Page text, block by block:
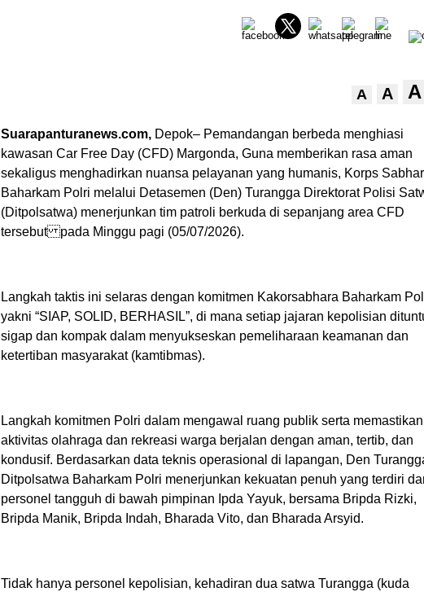
A A A
Suarapanturanews.com, Depok– Pemandangan berbeda menghiasi
kawasan Car Free Day (CFD) Margonda, Guna memberikan rasa aman
sekaligus menghadirkan nuansa pelayanan yang humanis, Korps
Baharkam Polri melalui Detasemen (Den) Turangga Direktorat Polisi
(Ditpolsatwa) menerjunkan tim patroli berkuda di sepanjang area CFD
tersebut pada Minggu pagi (05/07/2026).
Langkah taktis ini selaras dengan komitmen Kakorsabhara Baharkam
yakni “SIAP, SOLID, BERHASIL”, di mana setiap jajaran kepolisian
sigap dan kompak dalam menyukseskan pemeliharaan keamanan dan
ketertiban masyarakat (kamtibmas).
Langkah komitmen Polri dalam mengawal ruang publik serta memastikan
aktivitas olahraga dan rekreasi warga berjalan dengan aman, tertib, dan
kondusif. Berdasarkan data teknis operasional di lapangan, Den
Ditpolsatwa Baharkam Polri menerjunkan kekuatan penuh yang terdiri
personel tangguh di bawah pimpinan Ipda Yayuk, bersama Bripda Rizki,
Bripda Manik, Bripda Indah, Bharada Vito, dan Bharada Arsyid.
Tidak hanya personel kepolisian, kehadiran dua satwa Turangga (kuda